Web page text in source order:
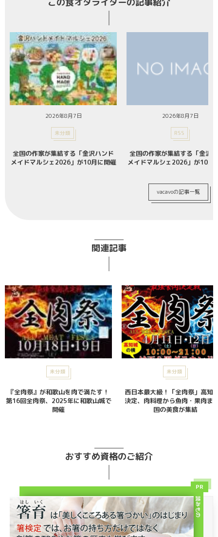
2026年8月7日
未分類
全国の作家が集結する「金沢ハンド
メイドマルシェ2026」が10月に開催
2026年8月7日
RSS
全国の作家が集結する「金沢
メイドマルシェ2026」が10月
vacavoの記事一覧
関連記事
未分類
『全肉祭』が和歌山を肉で満たす！
第16回全肉祭、2025年に和歌山城で
開催
未分類
西日本最大級！「全肉祭」高知
決定、肉料理から魚肉・果肉ま
国の美食が集結
おすすめ資格のご紹介
読みもの
PR